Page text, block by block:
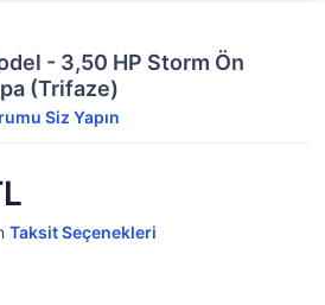
- 3,50 HP Storm Ön
(Trifaze)
Siz Yapın
Taksit Seçenekleri